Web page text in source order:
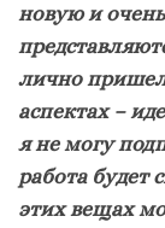
новую и
лично
аспектах –
я не могу
работа будет
этих вещах